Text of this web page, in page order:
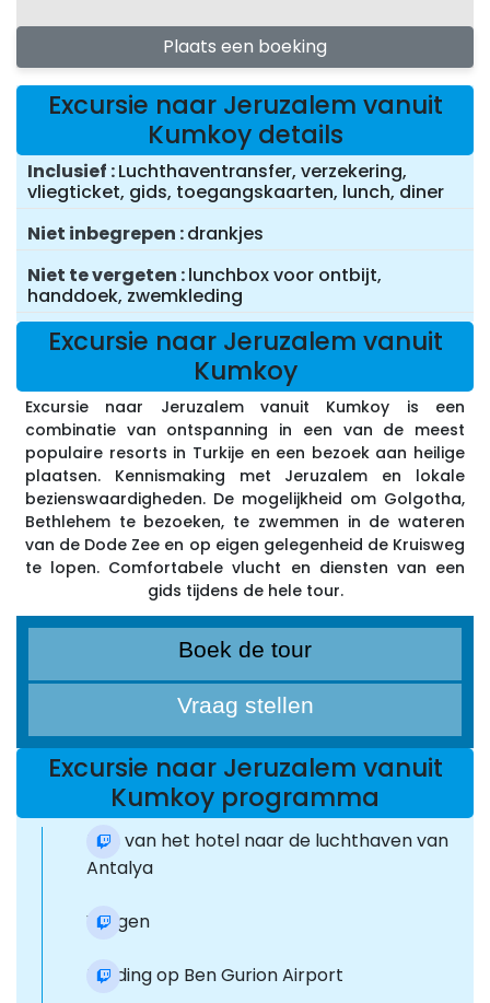
Plaats een boeking
Excursie naar Jeruzalem vanuit
Kumkoy details
Inclusief Luchthaventransfer, verzekering,
vliegticket, gids, toegangskaarten, lunch, diner
Niet inbegrepen drankjes
Niet te vergeten lunchbox voor ontbijt,
handdoek, zwemkleding
Excursie naar Jeruzalem vanuit
Kumkoy
Excursie naar Jeruzalem vanuit Kumkoy is een
combinatie van ontspanning in een van de meest
populaire resorts in Turkije en een bezoek aan heilige
plaatsen. Kennismaking met Jeruzalem en lokale
bezienswaardigheden. De mogelijkheid om Golgotha,
Bethlehem te bezoeken, te zwemmen in de wateren
van de Dode Zee en op eigen gelegenheid de Kruisweg
te lopen. Comfortabele vlucht en diensten van een
gids tijdens de hele tour.
Boek de tour
Vraag stellen
Excursie naar Jeruzalem vanuit
Kumkoy programma
Reis van het hotel naar de luchthaven van
Antalya
Vliegen
Landing op Ben Gurion Airport